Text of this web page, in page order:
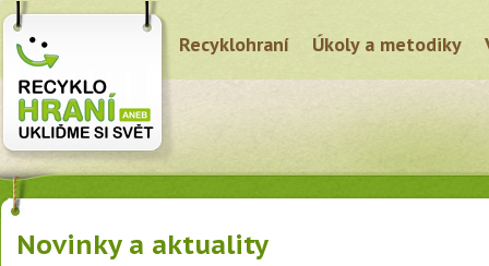
Recyklohraní Úkoly a metodiky
Novinky a aktuality